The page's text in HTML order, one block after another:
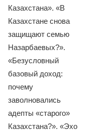
Казахстана». «В
Казахстане снова
защищают семью
Назарбаевых?».
«Безусловный
базовый доход:
почему
заволновались
адепты «старого»
Казахстана?». «Эхо